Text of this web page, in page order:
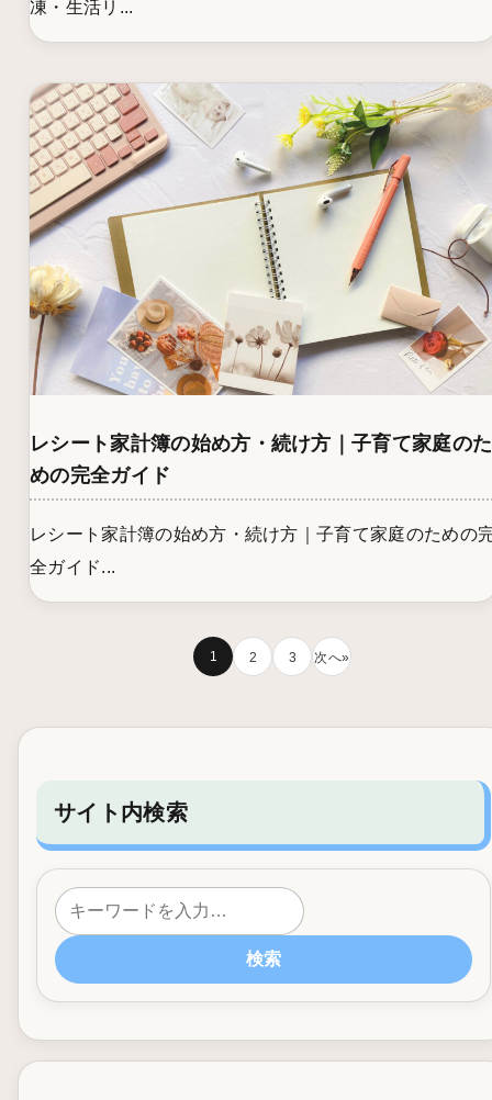
凍・生活リ...
レシート家計簿の始め方・続け方｜子育て家庭のた
めの完全ガイド
レシート家計簿の始め方・続け方｜子育て家庭のための
全ガイド...
1 2 3 次へ»
サイト内検索
検索